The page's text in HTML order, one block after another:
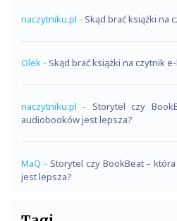
naczytniku.pl - Skąd brać książki na
Olek - Skąd brać książki na czytnik
naczytniku.pl - Storytel czy
audiobooków jest lepsza?
MaQ - Storytel czy BookBeat –
jest lepsza?